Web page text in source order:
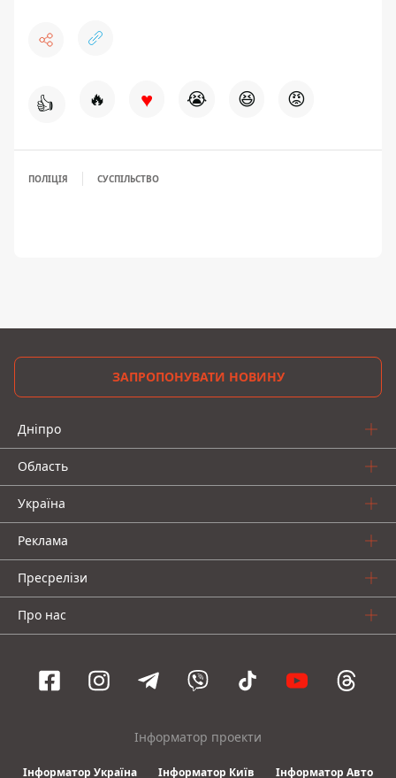
👍 🔥 ♥ 😭 😆 😡
ПОЛІЦІЯ СУСПІЛЬСТВО
ЗАПРОПОНУВАТИ НОВИНУ
Дніпро
Область
Україна
Реклама
Пресрелізи
Про нас
Інформатор проекти
Інформатор Україна Інформатор Київ Інформатор Авто